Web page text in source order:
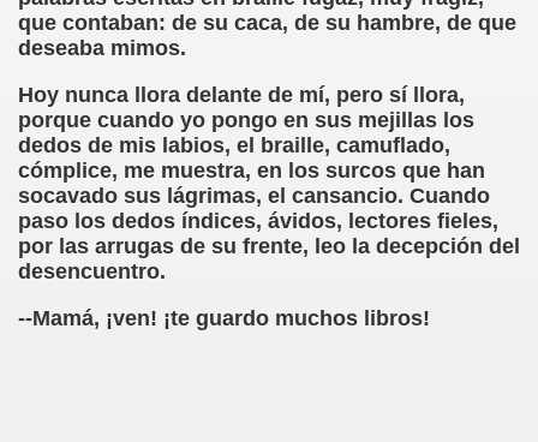
que contaban: de su caca, de su hambre, de que
deseaba mimos.
Hoy nunca llora delante de mí, pero sí llora,
porque cuando yo pongo en sus mejillas los
dedos de mis labios, el braille, camuflado,
cómplice, me muestra, en los surcos que han
socavado sus lágrimas, el cansancio. Cuando
paso los dedos índices, ávidos, lectores fieles,
por las arrugas de su frente, leo la decepción del
desencuentro.
--Mamá, ¡ven! ¡te guardo muchos libros!
Sánchez)
Soliño)